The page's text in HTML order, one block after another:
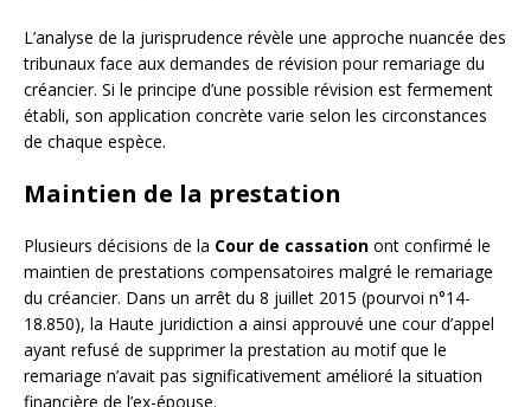
L’analyse de la jurisprudence révèle une approche nuancée des
tribunaux face aux demandes de révision pour remariage du
créancier. Si le principe d’une possible révision est fermement
établi, son application concrète varie selon les circonstances
de chaque espèce.
Maintien de la prestation
Plusieurs décisions de la Cour de cassation ont confirmé le
maintien de prestations compensatoires malgré le remariage
du créancier. Dans un arrêt du 8 juillet 2015 (pourvoi n°14-
18.850), la Haute juridiction a ainsi approuvé une cour d’appel
ayant refusé de supprimer la prestation au motif que le
remariage n’avait pas significativement amélioré la situation
financière de l’ex-épouse.